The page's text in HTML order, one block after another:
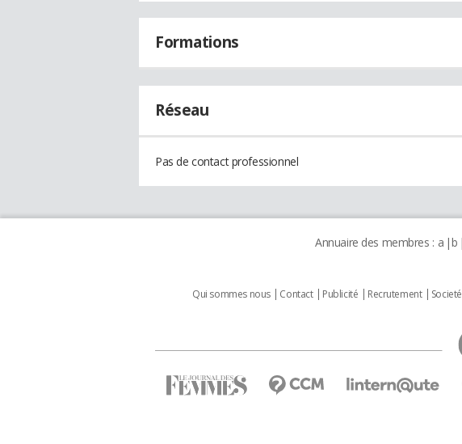
Formations
Réseau
Pas de contact professionnel
Annuaire des membres : a b
Qui sommes nous Contact Publicité Recrutement Societé